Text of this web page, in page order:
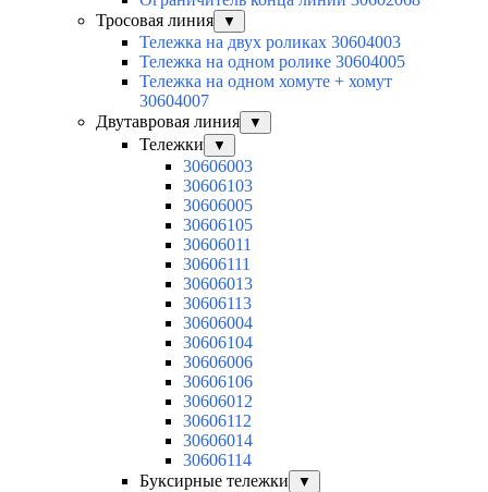
Тросовая линия
▼
Тележка на двух роликах 30604003
Тележка на одном ролике 30604005
Тележка на одном хомуте + хомут
30604007
Двутавровая линия
▼
Тележки ▼
30606003
30606103
30606005
30606105
30606011
30606111
30606013
30606113
30606004
30606104
30606006
30606106
30606012
30606112
30606014
30606114
Буксирные тележки
▼